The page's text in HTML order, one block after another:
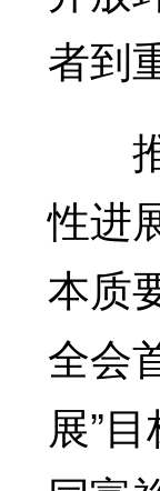
者到
推
性进
本质
全会
展”